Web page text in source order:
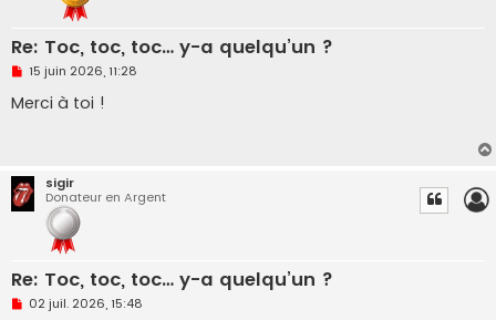
Re: Toc, toc, toc… y-a quelqu’un ?
M
s
s
o
n
l
15 juin 2026, 11:28
Merci à toi !
sigir
Donateur en Argent
Re: Toc, toc, toc… y-a quelqu’un ?
M
02 juil. 2026, 15:48